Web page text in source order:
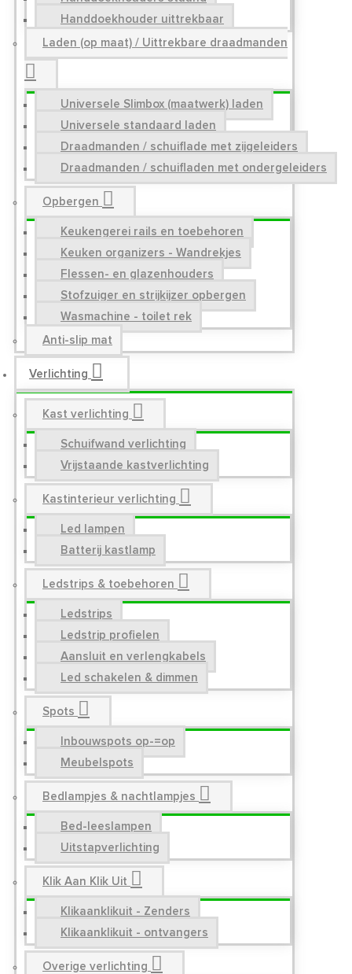
Handdoekhouder uittrekbaar
Laden (op maat) / Uittrekbare draadmanden
Universele Slimbox (maatwerk) laden
Universele standaard laden
Draadmanden / schuiflade met zijgeleiders
Draadmanden / schuifladen met ondergeleiders
Opbergen
Keukengerei rails en toebehoren
Keuken organizers - Wandrekjes
Flessen- en glazenhouders
Stofzuiger en strijkijzer opbergen
Wasmachine - toilet rek
Anti-slip mat
Verlichting
Kast verlichting
Schuifwand verlichting
Vrijstaande kastverlichting
Kastinterieur verlichting
Led lampen
Batterij kastlamp
Ledstrips & toebehoren
Ledstrips
Ledstrip profielen
Aansluit en verlengkabels
Led schakelen & dimmen
Spots
Inbouwspots op-=op
Meubelspots
Bedlampjes & nachtlampjes
Bed-leeslampen
Uitstapverlichting
Klik Aan Klik Uit
Klikaanklikuit - Zenders
Klikaanklikuit - ontvangers
Overige verlichting